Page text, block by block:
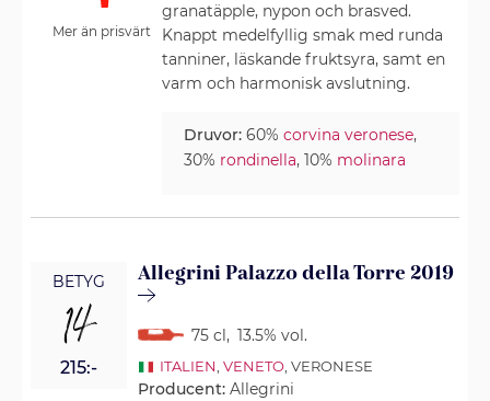
Mer än prisvärt
granatäpple, nypon och brasved.
Knappt medelfyllig smak med runda
tanniner, läskande fruktsyra, samt en
varm och harmonisk avslutning.
Druvor: 60%corvina veronese,
30% rondinella, 10% molinara
BETYG
14
215:-
Allegrini Palazzo della Torre 2019
75 cl, 13.5% vol.
ITALIEN VENETO, VERONESE
Producent:Allegrini